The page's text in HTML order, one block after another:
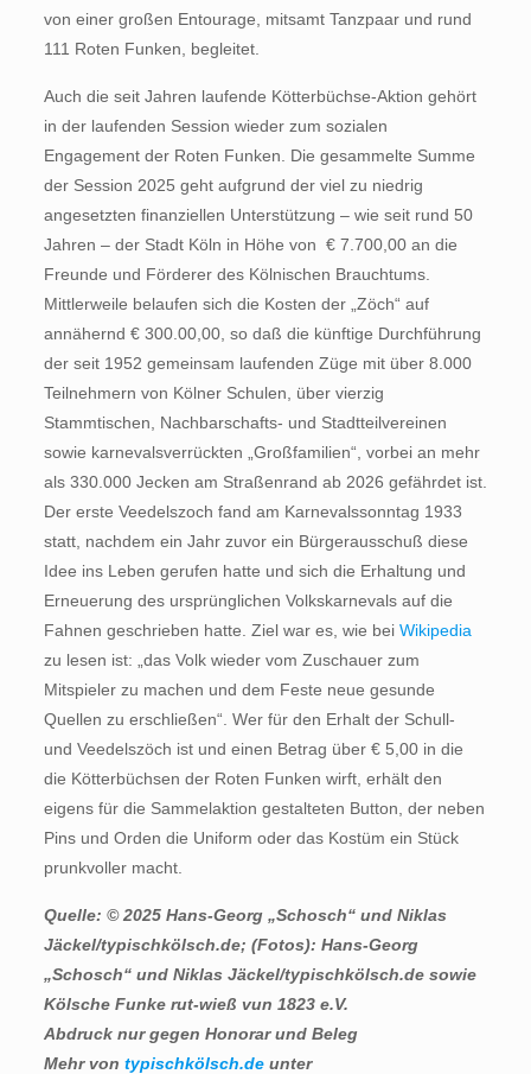
von einer großen Entourage, mitsamt Tanzpaar und rund
111 Roten Funken, begleitet.
Auch die seit Jahren laufende Kötterbüchse-Aktion gehört
in der laufenden Session wieder zum sozialen
Engagement der Roten Funken. Die gesammelte Summe
der Session 2025 geht aufgrund der viel zu niedrig
angesetzten finanziellen Unterstützung – wie seit rund 50
Jahren – der Stadt Köln in Höhe von € 7.700,00 an die
Freunde und Förderer des Kölnischen Brauchtums.
Mittlerweile belaufen sich die Kosten der „Zöch“ auf
annähernd € 300.00,00, so daß die künftige Durchführung
der seit 1952 gemeinsam laufenden Züge mit über 8.000
Teilnehmern von Kölner Schulen, über vierzig
Stammtischen, Nachbarschafts- und Stadtteilvereinen
sowie karnevalsverrückten „Großfamilien“, vorbei an mehr
als 330.000 Jecken am Straßenrand ab 2026 gefährdet ist.
Der erste Veedelszoch fand am Karnevalssonntag 1933
statt, nachdem ein Jahr zuvor ein Bürgerausschuß diese
Idee ins Leben gerufen hatte und sich die Erhaltung und
Erneuerung des ursprünglichen Volkskarnevals auf die
Fahnen geschrieben hatte. Ziel war es, wie bei Wikipedia
zu lesen ist: „das Volk wieder vom Zuschauer zum
Mitspieler zu machen und dem Feste neue gesunde
Quellen zu erschließen“. Wer für den Erhalt der Schull-
und Veedelszöch ist und einen Betrag über € 5,00 in die
die Kötterbüchsen der Roten Funken wirft, erhält den
eigens für die Sammelaktion gestalteten Button, der neben
Pins und Orden die Uniform oder das Kostüm ein Stück
prunkvoller macht.
Quelle: © 2025 Hans-Georg „Schosch“ und Niklas
Jäckel/typischkölsch.de; (Fotos): Hans-Georg
„Schosch“ und Niklas Jäckel/typischkölsch.de sowie
Kölsche Funke rut-wieß vun 1823 e.V.
Abdruck nur gegen Honorar und Beleg
Mehr von typischkölsch.deunter